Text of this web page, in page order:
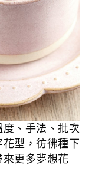
、手法、批次
型，彷彿種下
更多夢想花